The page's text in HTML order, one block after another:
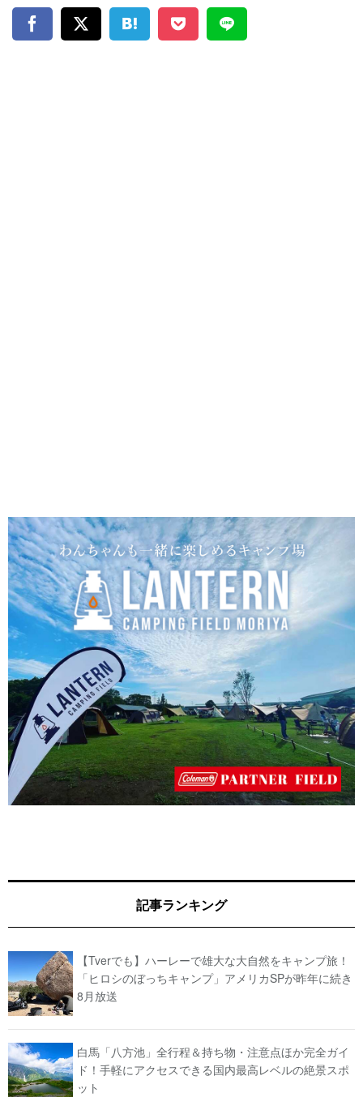
記事ランキング
【Tverでも】ハーレーで雄大な大自然をキャンプ旅！
「ヒロシのぼっちキャンプ」アメリカSPが昨年に続き
8月放送
白馬「八方池」全行程＆持ち物・注意点ほか完全ガイ
ド！手軽にアクセスできる国内最高レベルの絶景スポ
ット